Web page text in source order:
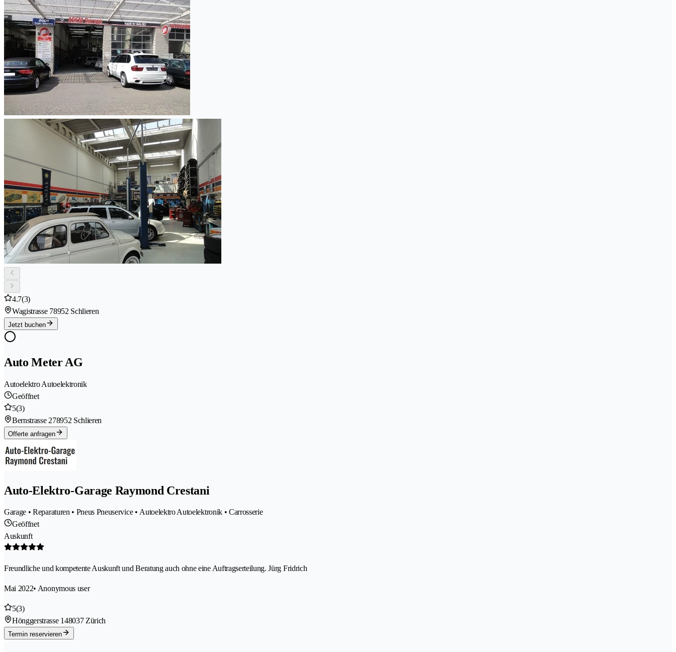
4.7(3)
Wagistrasse 78952 Schlieren
Jetzt buchen
Auto Meter AG
Autoelektro Autoelektronik
Geöffnet
5(3)
Bernstrasse 278952 Schlieren
Offerte anfragen
Auto-Elektro-Garage Raymond Crestani
Garage • Reparaturen • Pneus Pneuservice • Autoelektro Autoelektronik • Carrosserie
Geöffnet
Auskunft
Freundliche und kompetente Auskunft und Beratung auch ohne eine Auftragserteilung. Jürg Fridrich
Mai 2022• Anonymous user
5(3)
Hönggerstrasse 148037 Zürich
Termin reservieren